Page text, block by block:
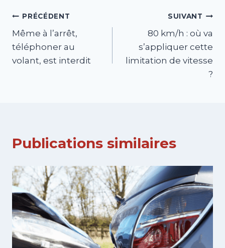
Navigation
de
l’article
PRÉCÉDENT
Même à l’arrêt,
téléphoner au
volant, est interdit
SUIVANT
80 km/h : où va
s’appliquer cette
limitation de vitesse
?
Publications similaires